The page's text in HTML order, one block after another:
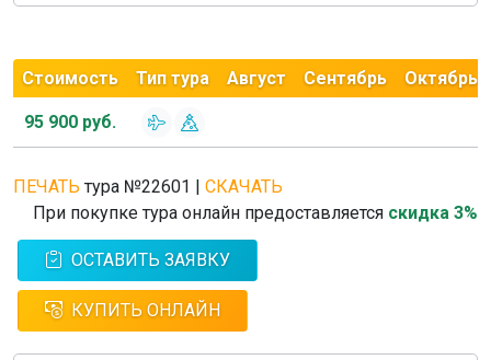
Стоимость Тип тура Август Сентябрь Октябрь
95 900 руб.
ПЕЧАТЬ тура №22601 | СКАЧАТЬ
При покупке тура онлайн предоставляется скидка 3%
ОСТАВИТЬ ЗАЯВКУ
КУПИТЬ ОНЛАЙН